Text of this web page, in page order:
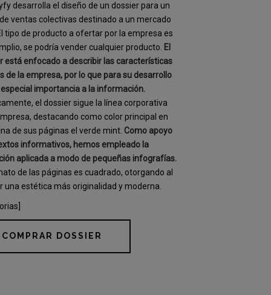
desarrolla el diseño de un dossier para un
ventas colectivas destinado a un mercado
tipo de producto a ofertar por la empresa es
se podría vender cualquier producto. El
está enfocado a describir las características
de la empresa, por lo que para su desarrollo
importancia a la información.
el dossier sigue la línea corporativa
destacando como color principal en
de sus páginas el verde mint. Como apoyo
informativos, hemos empleado la
aplicada a modo de pequeñas infografías.
de las páginas es cuadrado, otorgando al
una estética más originalidad y moderna.
COMPRAR DOSSIER